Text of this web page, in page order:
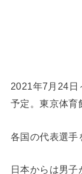
2021年7月24日
予定。東京体育
各国の代表選手
日本からは男子